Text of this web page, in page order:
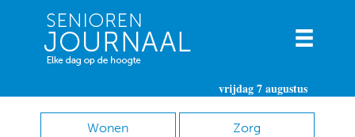
vrijdag 7 augustus
Wonen Zorg